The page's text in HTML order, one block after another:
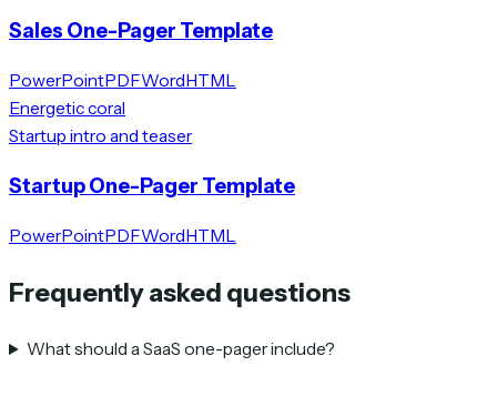
Sales One-Pager Template
PowerPointPDFWordHTML
Energetic coral
Startup intro and teaser
Startup One-Pager Template
PowerPointPDFWordHTML
Frequently asked questions
What should a SaaS one-pager include?